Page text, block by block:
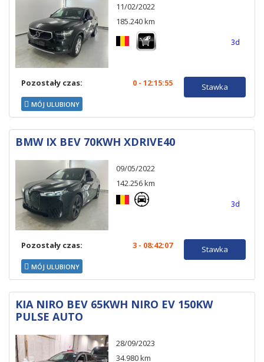
11/02/2022
185.240 km
3d
Pozostały czas: 0 - 12:15:54
MÓJ ULUBIONY
Stawka
BMW IX BEV 70KWH XDRIVE40
09/05/2022
142.256 km
3d
Pozostały czas: 3 - 08:42:06
MÓJ ULUBIONY
Stawka
KIA NIRO BEV 65KWH NIRO EV 150KW
PULSE AUTO
28/09/2023
34.980 km